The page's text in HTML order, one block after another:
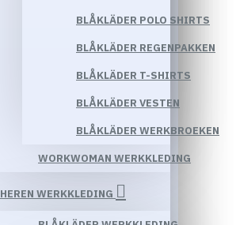
BLÅKLÄDER POLO SHIRTS
BLÅKLÄDER REGENPAKKEN
BLÅKLÄDER T-SHIRTS
BLÅKLÄDER VESTEN
BLÅKLÄDER WERKBROEKEN
WORKWOMAN WERKKLEDING
HEREN WERKKLEDING